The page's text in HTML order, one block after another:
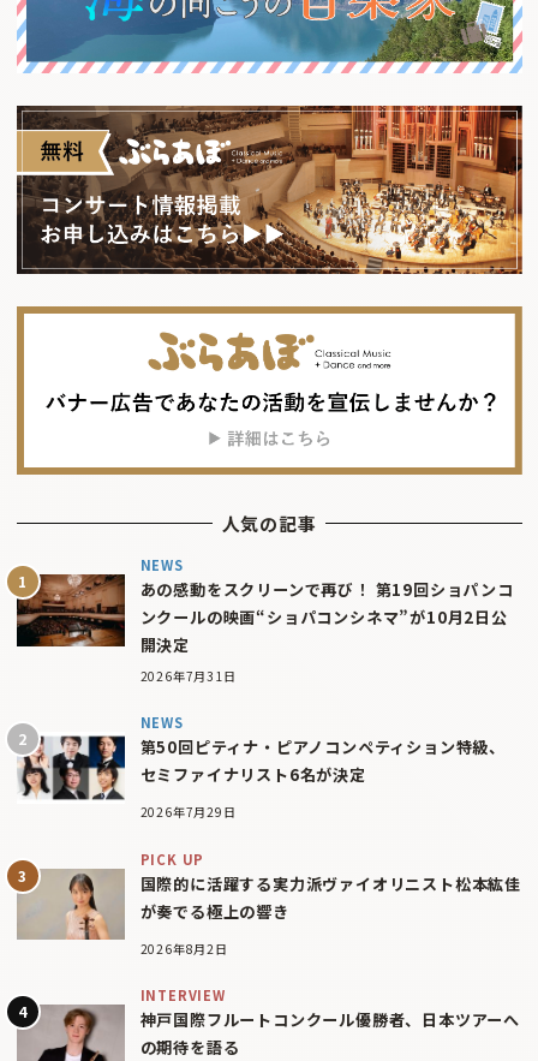
人気の記事
NEWS
あの感動をスクリーンで再び！ 第19回ショパンコ
ンクールの映画“ショパコンシネマ”が10月2日公
開決定
2026年7月31日
NEWS
第50回ピティナ・ピアノコンペティション特級、
セミファイナリスト6名が決定
2026年7月29日
PICK UP
国際的に活躍する実力派ヴァイオリニスト松本紘佳
が奏でる極上の響き
2026年8月2日
INTERVIEW
神戸国際フルートコンクール優勝者、日本ツアーへ
の期待を語る